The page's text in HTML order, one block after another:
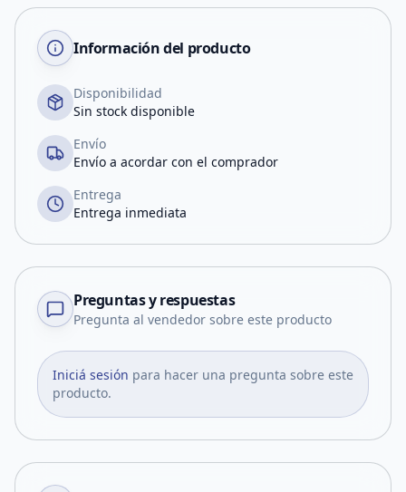
Información del producto
Disponibilidad
Sin stock disponible
Envío
Envío a acordar con el comprador
Entrega
Entrega inmediata
Preguntas y respuestas
Pregunta al vendedor sobre este producto
Iniciá sesión para hacer una pregunta sobre este
producto.